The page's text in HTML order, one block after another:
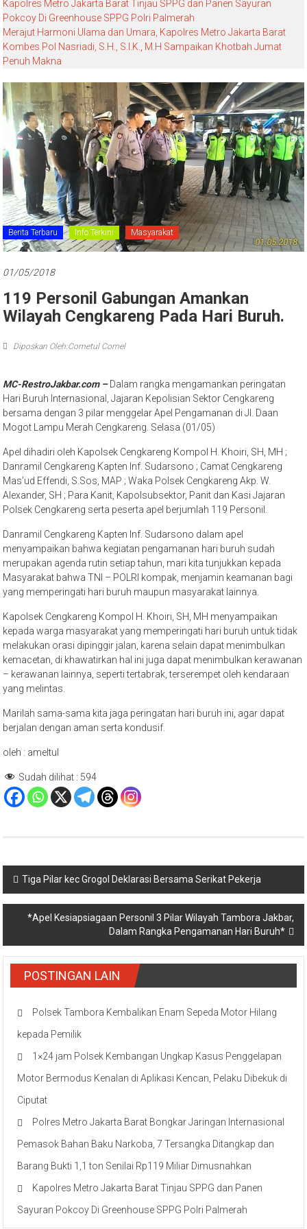
Kapolres Metro Jakarta Barat Tinjau SPPG dan Panen Sayuran
Pokcoy Di Greenhouse SPPG Polri Palmerah
Merajut Harmoni Ulama dan Umara, Kapolres Metro Jakarta Barat
Kombes Pol Nasriadi, S.H., S.I.K., M.H Sampaikan Khotbah Jumat
Penuh Makna
Berita Terbaru Info Terkini Masyarakat
01/05/2018
119 Personil Gabungan Amankan
Wilayah Cengkareng Pada Hari Buruh.
Diposkan Oleh:Cometul Comel
MC-RestroJakbar.com –Dalam rangka mengamankan peringatan
Hari Buruh Internasional, Jajaran Kepolisian Sektor Cengkareng
bersama dengan 3 pilar menggelar Apel Pengamanan di Jl. Daan
Mogot Lampu Merah Cengkareng. Selasa (01/05)
Apel dihadiri oleh Kapolsek Cengkareng Kompol H. Khoiri, SH, MH ;
Danramil Cengkareng Kapten Inf. Sudarsono ; Camat Cengkareng
Mas’ud Effendi, S.Sos, MAP ; Waka Polsek Cengkareng Akp. W.
Alexander, SH ; Para Kanit, Kapolsubsektor, Panit dan Kasi Jajaran
Polsek Cengkareng serta peserta apel berjumlah 119 Personil.
Danramil Cengkareng Kapten Inf. Sudarsono dalam apel
menyampaikan bahwa kegiatan pengamanan hari buruh sudah
merupakan agenda rutin setiap tahun, mari kita tunjukkan kepada
Masyarakat bahwa TNI – POLRI kompak, menjamin keamanan bagi
yang memperingati hari buruh maupun masyarakat lainnya.
Kapolsek Cengkareng Kompol H. Khoiri, SH, MH menyampaikan
kepada warga masyarakat yang memperingati hari buruh untuk tidak
melakukan orasi dipinggir jalan, karena selain dapat menimbulkan
kemacetan, di khawatirkan hal ini juga dapat menimbulkan kerawanan
– kerawanan lainnya, seperti tertabrak, terserempet oleh kendaraan
yang melintas.
Marilah sama-sama kita jaga peringatan hari buruh ini, agar dapat
berjalan dengan aman serta kondusif.
oleh : ameltul
Sudah dilihat : 594
Navigasi
pos
Tiga Pilar kec Grogol Deklarasi Bersama Serikat Pekerja
*Apel Kesiapsiagaan Personil 3 Pilar Wilayah Tambora Jakbar,
Dalam Rangka Pengamanan Hari Buruh*
POSTINGAN LAIN
Polsek Tambora Kembalikan Enam Sepeda Motor Hilang
kepada Pemilik
1×24 jam Polsek Kembangan Ungkap Kasus Penggelapan
Motor Bermodus Kenalan di Aplikasi Kencan, Pelaku Dibekuk di
Ciputat
Polres Metro Jakarta Barat Bongkar Jaringan Internasional
Pemasok Bahan Baku Narkoba, 7 Tersangka Ditangkap dan
Barang Bukti 1,1 ton Senilai Rp119 Miliar Dimusnahkan
Kapolres Metro Jakarta Barat Tinjau SPPG dan Panen
Sayuran Pokcoy Di Greenhouse SPPG Polri Palmerah